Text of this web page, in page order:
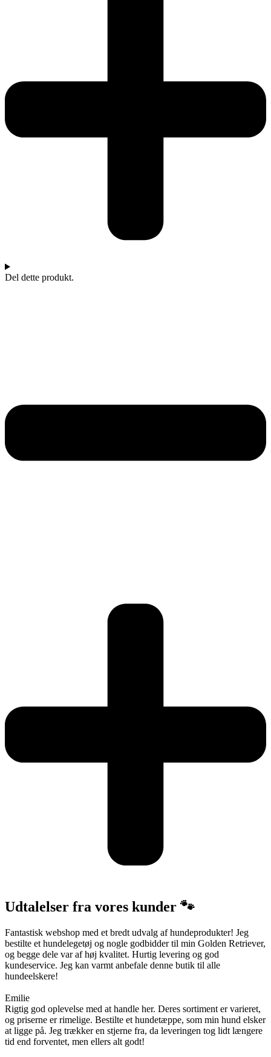
Del dette produkt.
Udtalelser fra vores kunder 🐾
Fantastisk webshop med et bredt udvalg af hundeprodukter! Jeg
bestilte et hundelegetøj og nogle godbidder til min Golden Retriever,
og begge dele var af høj kvalitet. Hurtig levering og god
kundeservice. Jeg kan varmt anbefale denne butik til alle
hundeelskere!
Emilie
Rigtig god oplevelse med at handle her. Deres sortiment er varieret,
og priserne er rimelige. Bestilte et hundetæppe, som min hund elsker
at ligge på. Jeg trækker en stjerne fra, da leveringen tog lidt længere
tid end forventet, men ellers alt godt!